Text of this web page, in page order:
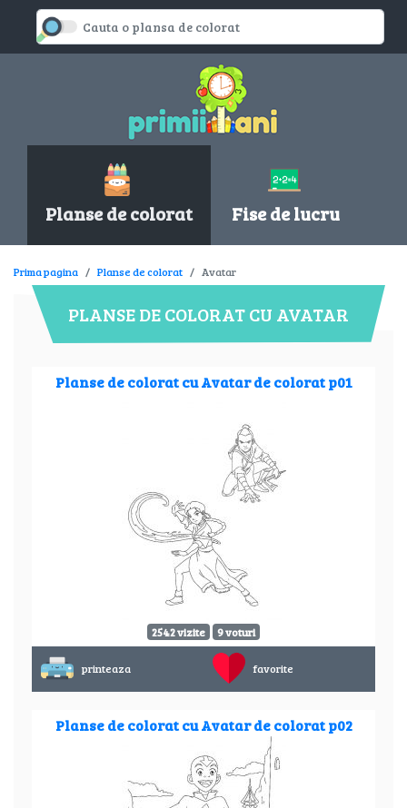
Planse de colorat Fise de lucru
Prima pagina Planse de colorat Avatar
PLANSE DE COLORAT CU AVATAR
Planse de colorat cu Avatar de colorat p01
2542 vizite 9 voturi
printeaza favorite
Planse de colorat cu Avatar de colorat p02